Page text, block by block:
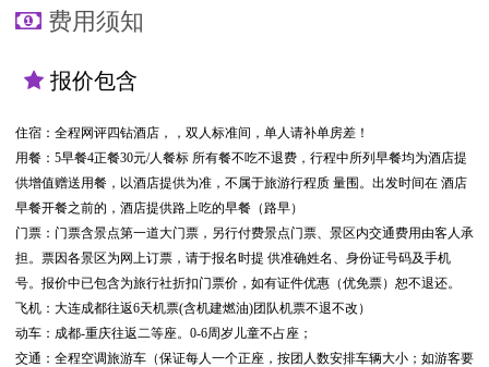
费用须知
报价包含
住宿：全程网评四钻酒店，，双人标准间，单人请补单房差！
用餐：5早餐4正餐30元/人餐标 所有餐不吃不退费，行程中所列早餐均为酒店提
供增值赠送用餐，以酒店提供为准，不属于旅游行程质 量围。出发时间在 酒店
早餐开餐之前的，酒店提供路上吃的早餐（路早）
门票：门票含景点第一道大门票，另行付费景点门票、景区内交通费用由客人承
担。票因各景区为网上订票，请于报名时提 供准确姓名、身份证号码及手机
号。报价中已包含为旅行社折扣门票价，如有证件优惠（优免票）恕不退还。
飞机：大连成都往返6天机票(含机建燃油)团队机票不退不改）
动车：成都-重庆往返二等座。0-6周岁儿童不占座；
交通：全程空调旅游车（保证每人一个正座，按团人数安排车辆大小；如游客要